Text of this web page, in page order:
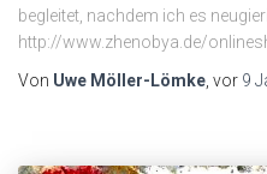
begleitet, nachdem ich es
http://www.zhenobya.de/
Von Uwe Möller-Lömke , vor 9